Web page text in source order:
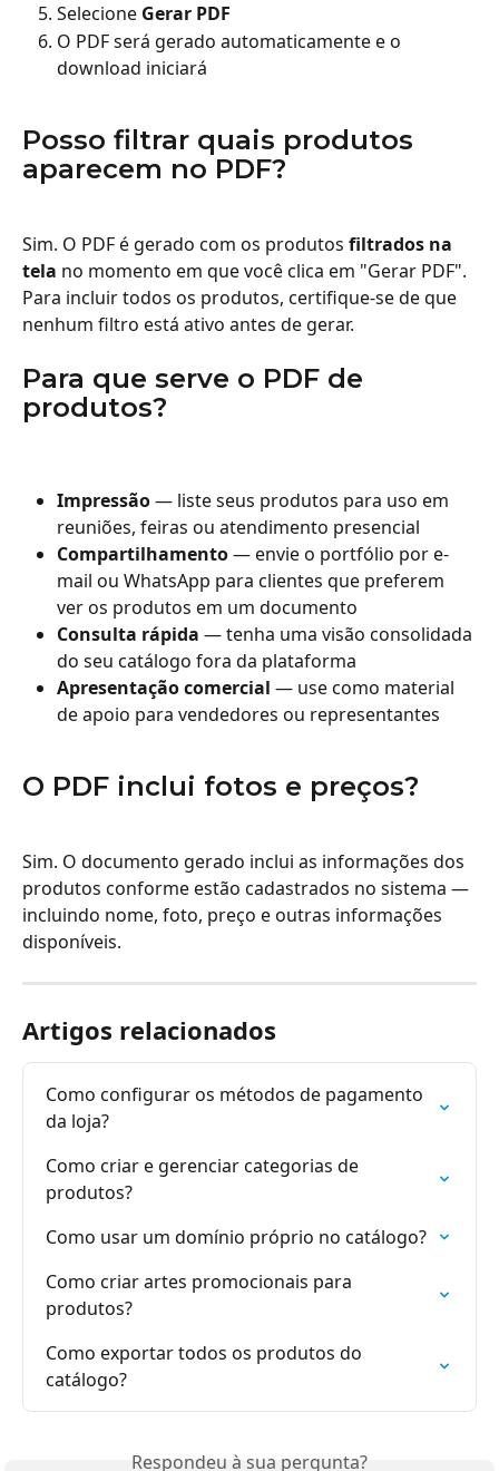
Selecione Gerar PDF
O PDF será gerado automaticamente e o
download iniciará
Posso filtrar quais produtos
aparecem no PDF?
Sim. O PDF é gerado com os produtos filtrados na
tela no momento em que você clica em "Gerar PDF".
Para incluir todos os produtos, certifique-se de que
nenhum filtro está ativo antes de gerar.
Para que serve o PDF de
produtos?
Impressão — liste seus produtos para uso em
reuniões, feiras ou atendimento presencial
Compartilhamento — envie o portfólio por e-
mail ou WhatsApp para clientes que preferem
ver os produtos em um documento
Consulta rápida — tenha uma visão consolidada
do seu catálogo fora da plataforma
Apresentação comercial — use como material
de apoio para vendedores ou representantes
O PDF inclui fotos e preços?
Sim. O documento gerado inclui as informações dos
produtos conforme estão cadastrados no sistema —
incluindo nome, foto, preço e outras informações
disponíveis.
Artigos relacionados
Como configurar os métodos de pagamento
da loja?
Como criar e gerenciar categorias de
produtos?
Como usar um domínio próprio no catálogo?
Como criar artes promocionais para
produtos?
Como exportar todos os produtos do
catálogo?
Respondeu à sua pergunta?